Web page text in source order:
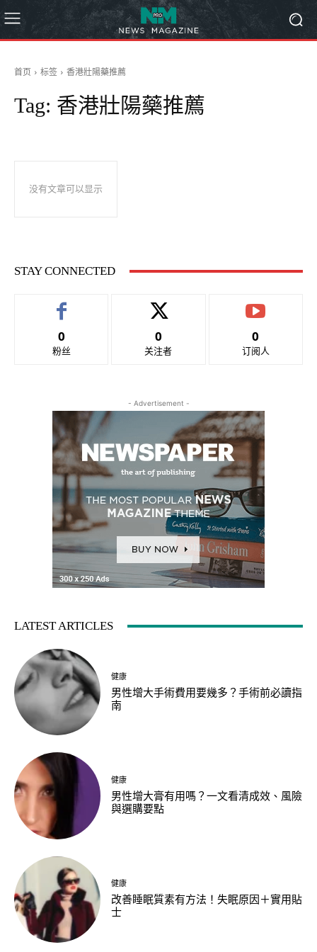
首页 标签 香港壯陽藥推薦
Tag: 香港壯陽藥推薦
没有文章可以显示
STAY CONNECTED
0
粉丝
0
关注者
0
订阅人
- Advertisement -
LATEST ARTICLES
健康
男性增大手術費用要幾多？手術前必讀指
南
健康
男性增大膏有用嗎？一文看清成效、風險
與選購要點
健康
改善睡眠質素有方法！失眠原因＋實用貼
士